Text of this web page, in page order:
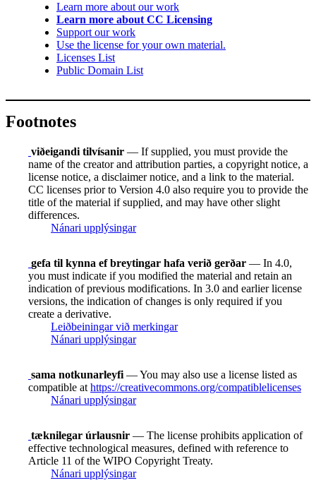
Learn more about our work
Learn more about CC Licensing
Support our work
Use the license for your own material.
Licenses List
Public Domain List
Footnotes
viðeigandi tilvísanir — If supplied, you must provide the
name of the creator and attribution parties, a copyright notice, a
license notice, a disclaimer notice, and a link to the material.
CC licenses prior to Version 4.0 also require you to provide the
title of the material if supplied, and may have other slight
differences.
Nánari upplýsingar
gefa til kynna ef breytingar hafa verið gerðar — In 4.0,
you must indicate if you modified the material and retain an
indication of previous modifications. In 3.0 and earlier license
versions, the indication of changes is only required if you
create a derivative.
Leiðbeiningar við merkingar
Nánari upplýsingar
sama notkunarleyfi — You may also use a license listed as
compatible at https://creativecommons.org/compatiblelicenses
Nánari upplýsingar
tæknilegar úrlausnir — The license prohibits application of
effective technological measures, defined with reference to
Article 11 of the WIPO Copyright Treaty.
Nánari upplýsingar